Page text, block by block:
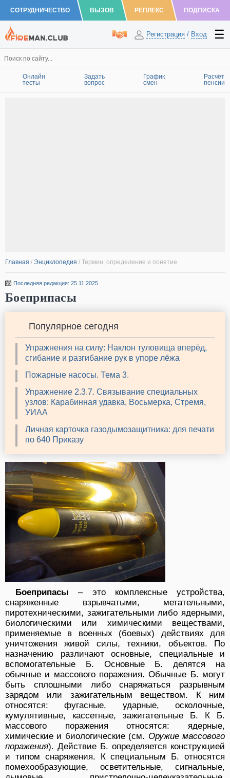
СОТРУДНИЧЕСТВО ВЫЗОВ РЕПЛЕКС ПОДПИСКА
Регистрация / Вход
Онлайн
тесты
Задать
вопрос
График
смен
Расчёт
пенсии
Главная / Энциклопедия / Термин, определение и понятие
Последняя редакция: 25.11.2025
Боеприпасы
Популярное сегодня
Упражнения на силу: Наклон туловища вперёд,
сгибание и разгибание рук в упоре лёжа
Пожарные насосы. Тема 3.
Упражнение 2.3.7. Связывание специальных
узлов: Карабинная удавка, Восьмерка, Стремя,
УИАА
Личная карточка газодымозащитника: для печати
по 640 Приказу
Боеприпасы – это комплексные устройства,
снаряженные взрывчатыми, метательными,
пиротехническими, зажигательными либо ядерными,
биологическими или химическими веществами,
применяемые в военных (боевых) действиях для
уничтожения живой силы, техники, объектов. По
назначению различают основные, специальные и
вспомогательные Б. Основные Б. делятся на
обычные и массового поражения. Обычные Б. могут
быть сплошными либо снаряжаться разрывным
зарядом или зажигательным веществом. К ним
относятся: фугасные, ударные, осколочные,
кумулятивные, кассетные, зажигательные Б. К Б.
массового поражения относятся: ядерные,
химические и биологические (см. Оружие массового
поражения). Действие Б. определяется конструкцией
и типом снаряжения. К специальным Б. относятся
помехообразующие, осветительные, сигнальные,